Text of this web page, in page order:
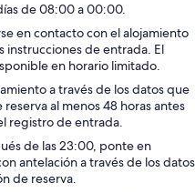
de 08:00 a 00:00.
en contacto con el alojamiento
instrucciones de entrada. El
en horario limitado.
a través de los datos que
al menos 48 horas antes
registro de entrada.
de las 23:00, ponte en
antelación a través de los datos
de reserva.